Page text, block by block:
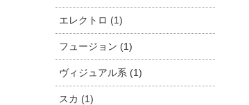
エレクトロ (1)
フュージョン (1)
ヴィジュアル系 (1)
スカ (1)